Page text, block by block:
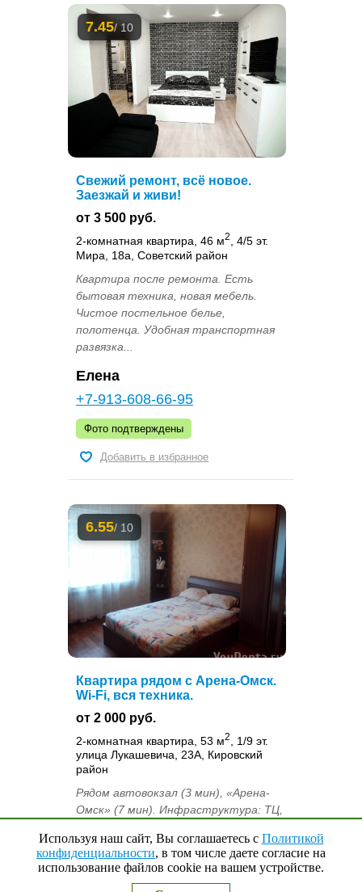
7.45/ 10
Свежий ремонт, всё новое.
Заезжай и живи!
от 3 500 руб.
2-комнатная квартира, 46 м2
, 4/5 эт.
Мира, 18а, Советский район
Квартира после ремонта. Есть
бытовая техника, новая мебель.
Чистое постельное белье,
полотенца. Удобная транспортная
развязка...
Елена
+7-913-608-66-95
Фото подтверждены
Добавить в избранное
6.55/ 10
Квартира рядом с Арена-Омск.
Wi-Fi, вся техника.
от 2 000 руб.
2-комнатная квартира, 53 м2
, 1/9 эт.
улица Лукашевича, 23А, Кировский
район
Рядом автовокзал (3 мин), «Арена-
Омск» (7 мин). Инфраструктура: ТЦ,
Удобства: Wi-Fi, стиральная машина,
холодильник, 2 телевизора,
микроволновая печь, утюг. Спальные
Используя наш сайт, Вы соглашаетесь с Политикой
конфиденциальности, в том числе даете согласие на
использование файлов cookie на вашем устройстве.
Выбранные квартиры 0 Наверх